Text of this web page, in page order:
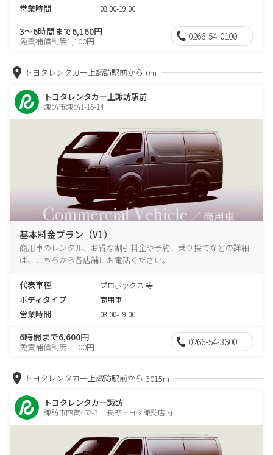
営業時間 08:00-19:00
3～6時間まで6,160円
免責補償制度1,100円 0266-54-0100
トヨタレンタカー上諏訪駅前から 0m
トヨタレンタカー上諏訪駅前
諏訪市諏訪1-15-14
基本料金プラン（V1）
商用車のレンタル、お得な割引料金や予約、乗り捨てなどの詳細
は、こちらから各店舗にお電話ください。
代表車種 プロボックス 等
ボディタイプ 商用車
営業時間 08:00-19:00
6時間まで6,600円
免責補償制度1,100円 0266-54-3600
トヨタレンタカー上諏訪駅前から 3015m
トヨタレンタカー諏訪
諏訪市四賀452-3 長野トヨタ諏訪店内